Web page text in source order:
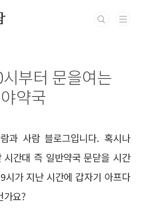
부터 문을여는
약국
과 사람 블로그입니다. 혹시나
시간대 즉 일반약국 문닫을 시간
시가 지난 시간에 갑자기 아프다
가요?